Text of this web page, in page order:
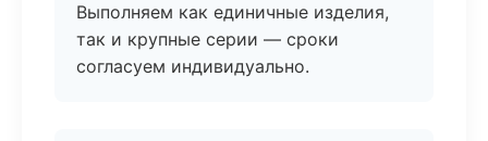
Выполняем как единичные изделия,
так и крупные серии — сроки
согласуем индивидуально.